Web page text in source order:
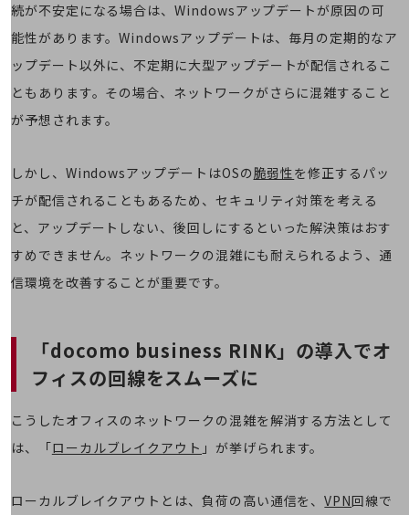
セキュリティ
業界から見つける
業界から見つけるTOP
製造業
建設業
地域産業
その他の業界はこちら
NTTドコモビジネス
オンラインショップ
相談・申し込みができるバーチャルショップ
はじめての方へ
100回線以上のお問い合わせ・お見積りはこちら
続が不安定になる場合は、Windowsアップデートが原因の可
能性があります。Windowsアップデートは、毎月の定期的なア
ップデート以外に、不定期に大型アップデートが配信されるこ
ともあります。その場合、ネットワークがさらに混雑すること
が予想されます。
しかし、WindowsアップデートはOSの脆弱性を修正するパッ
チが配信されることもあるため、セキュリティ対策を考える
と、アップデートしない、後回しにするといった解決策はおす
すめできません。ネットワークの混雑にも耐えられるよう、通
信環境を改善することが重要です。
「docomo business RINK」の導入でオ
フィスの回線をスムーズに
こうしたオフィスのネットワークの混雑を解消する方法として
は、「ローカルブレイクアウト 」が挙げられます。
ローカルブレイクアウトとは、負荷の高い通信を、VPN回線で